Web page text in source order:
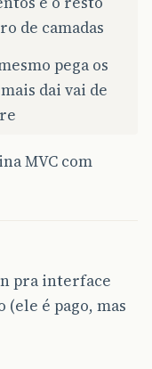
de camadas
pega os
dai vai de
MVC com
pra interface
é pago, mas